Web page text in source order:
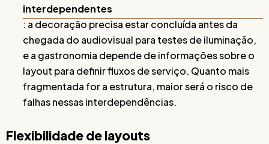
interdependentes
: a decoração precisa estar concluída antes da
chegada do audiovisual para testes de iluminação,
e a gastronomia depende de informações sobre o
layout para definir fluxos de serviço. Quanto mais
fragmentada for a estrutura, maior será o risco de
falhas nessas interdependências.
Flexibilidade de layouts